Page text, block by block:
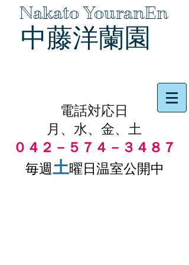
Nakato YouranEn
中藤洋蘭園
電話対応日
月、水、金、土
０４２－５７４－３４８７
毎週土曜日温室公開中